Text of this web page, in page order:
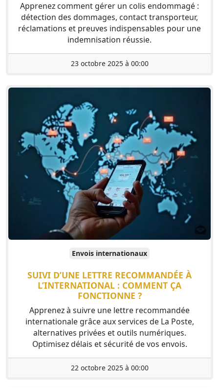
Apprenez comment gérer un colis endommagé :
détection des dommages, contact transporteur,
réclamations et preuves indispensables pour une
indemnisation réussie.
23 octobre 2025 à 00:00
Envois internationaux
SUIVI D’UNE LETTRE RECOMMANDÉE À
L’INTERNATIONAL : COMMENT ÇA
FONCTIONNE ?
Apprenez à suivre une lettre recommandée
internationale grâce aux services de La Poste,
alternatives privées et outils numériques.
Optimisez délais et sécurité de vos envois.
22 octobre 2025 à 00:00